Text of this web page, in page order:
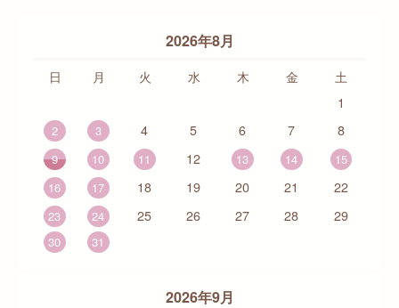
2026年8月
日 月 火 水 木 金
土
1
2 3 4 5 6 7 8
9 10 11 12 13 14
15
16
17 18 19 20 21 22
23 24 25 26 27 28 29
30 31
2026年9月